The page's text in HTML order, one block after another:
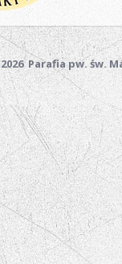
2026 Parafia pw. św.